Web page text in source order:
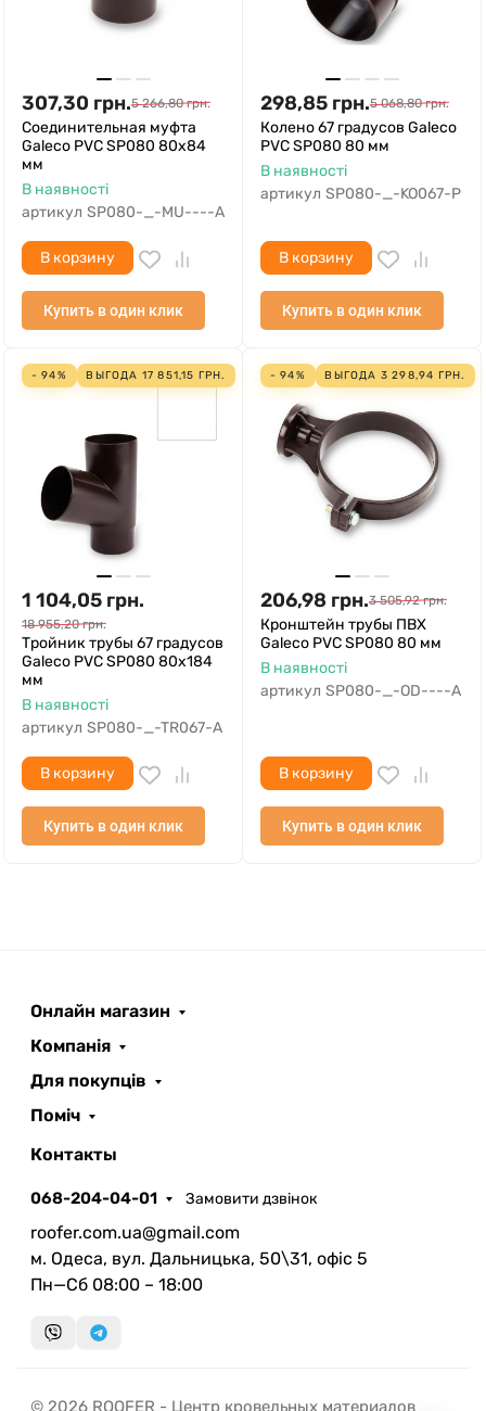
307,30 грн.5 266,80 грн.
Соединительная муфта
Galeco PVC SP080 80х84
мм
В наявності
артикул SP080-_-MU----A
В корзину
Купить в один клик
298,85 грн.5 068,80 грн.
Колено 67 градусов Galeco
PVC SP080 80 мм
В наявності
артикул SP080-_-KO067-P
В корзину
Купить в один клик
- 94% ВЫГОДА 17 851,15 ГРН.
1 104,05 грн.
18 955,20 грн.
Тройник трубы 67 градусов
Galeco PVC SP080 80х184
мм
В наявності
артикул SP080-_-TR067-A
В корзину
Купить в один клик
- 94% ВЫГОДА 3 298,94 ГРН.
206,98 грн.3 505,92 грн.
Кронштейн трубы ПВХ
Galeco PVC SP080 80 мм
В наявності
артикул SP080-_-OD----A
В корзину
Купить в один клик
Онлайн магазин
Компанія
Для покупців
Поміч
Контакты
068-204-04-01 Замовити дзвінок
roofer.com.ua@gmail.com
м. Одеса, вул. Дальницька, 50\31, офіс 5
Пн—Сб 08:00 – 18:00
© 2026 ROOFER - Центр кровельных материалов
AI помічник
Запланувати дзвінок
Швидка консультація